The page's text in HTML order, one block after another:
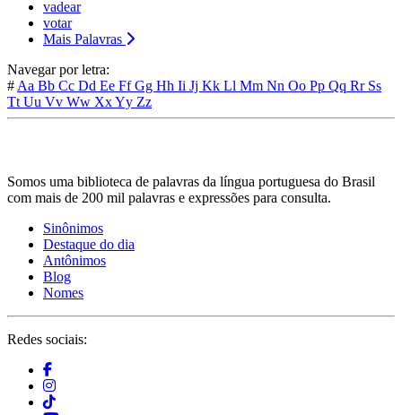
vadear
votar
Mais Palavras
Navegar por letra:
# Aa Bb Cc Dd Ee FfGg Hh Ii Jj Kk Ll Mm Nn Oo Pp Qq Rr Ss
Tt Uu Vv Ww XxYy Zz
Somos uma biblioteca de palavras da língua portuguesa do Brasil
com mais de 200 mil palavras e expressões para consulta.
Sinônimos
Destaque do dia
Antônimos
Blog
Nomes
Redes sociais: